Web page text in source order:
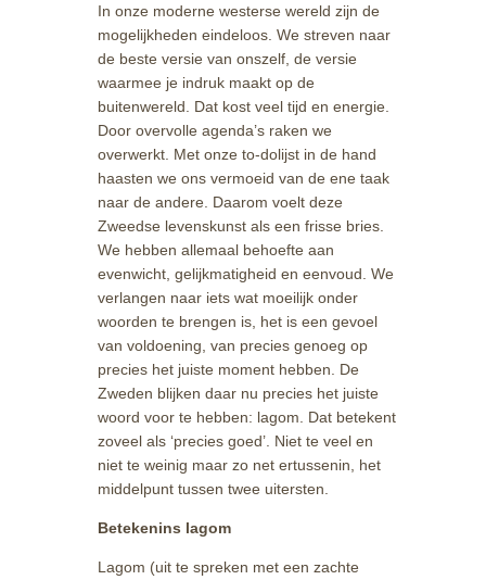
In onze moderne westerse wereld zijn de
mogelijkheden eindeloos. We streven naar
de beste versie van onszelf, de versie
waarmee je indruk maakt op de
buitenwereld. Dat kost veel tijd en energie.
Door overvolle agenda’s raken we
overwerkt. Met onze to-dolijst in de hand
haasten we ons vermoeid van de ene taak
naar de andere. Daarom voelt deze
Zweedse levenskunst als een frisse bries.
We hebben allemaal behoefte aan
evenwicht, gelijkmatigheid en eenvoud. We
verlangen naar iets wat moeilijk onder
woorden te brengen is, het is een gevoel
van voldoening, van precies genoeg op
precies het juiste moment hebben. De
Zweden blijken daar nu precies het juiste
woord voor te hebben: lagom. Dat betekent
zoveel als ‘precies goed’. Niet te veel en
niet te weinig maar zo net ertussenin, het
middelpunt tussen twee uitersten.
Betekenins lagom
Lagom (uit te spreken met een zachte